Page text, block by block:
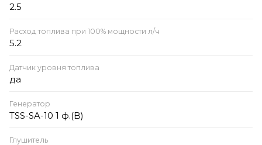
2.5
Расход топлива при 100% мощности л/ч
5.2
Датчик уровня топлива
да
Генератор
TSS-SA-10 1 ф.(B)
Глушитель